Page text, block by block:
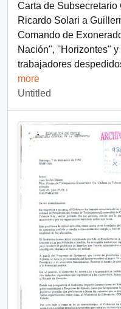
Carta de
Ricardo Solari a
Comando de
Nación", ''Horizontes"
trabajadores
more
Untitled